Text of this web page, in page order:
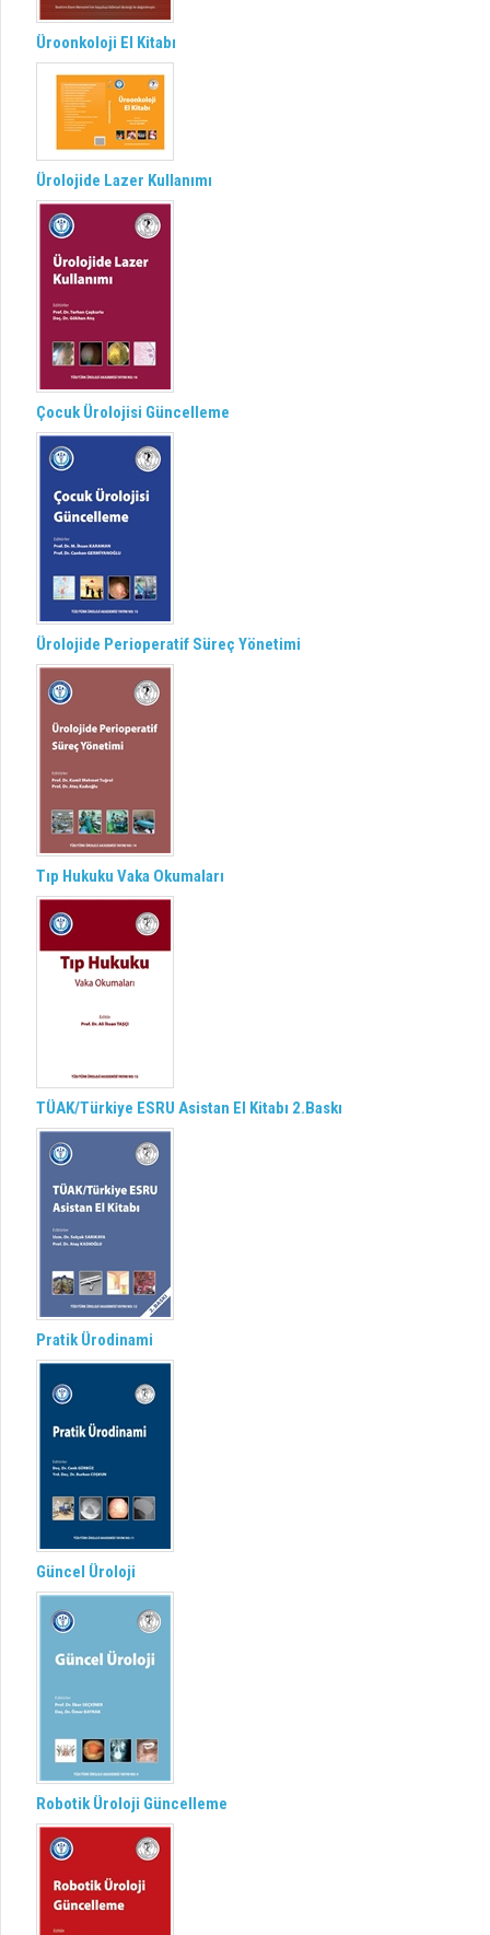
Üroonkoloji El Kitabı
Ürolojide Lazer Kullanımı
Çocuk Ürolojisi Güncelleme
Ürolojide Perioperatif Süreç Yönetimi
Tıp Hukuku Vaka Okumaları
TÜAK/Türkiye ESRU Asistan El Kitabı 2.Baskı
Pratik Ürodinami
Güncel Üroloji
Robotik Üroloji Güncelleme